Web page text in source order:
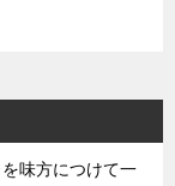
味方につけて一